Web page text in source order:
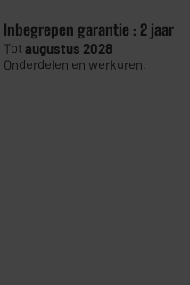
Inbegrepen garantie : 2 jaar
Totaugustus 2028
Onderdelen en werkuren.